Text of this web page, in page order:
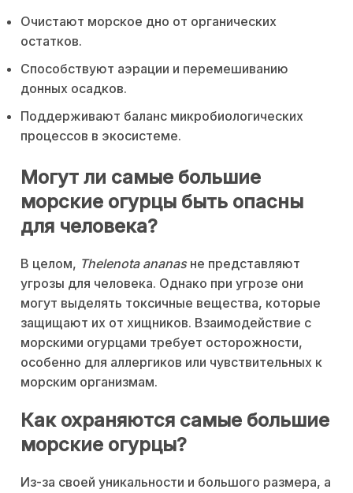
Очистают морское дно от органических
остатков.
Способствуют аэрации и перемешиванию
донных осадков.
Поддерживают баланс микробиологических
процессов в экосистеме.
Могут ли самые большие
морские огурцы быть опасны
для человека?
В целом, Thelenota ananasне представляют
угрозы для человека. Однако при угрозе они
могут выделять токсичные вещества, которые
защищают их от хищников. Взаимодействие с
морскими огурцами требует осторожности,
особенно для аллергиков или чувствительных к
морским организмам.
Как охраняются самые большие
морские огурцы?
Из-за своей уникальности и большого размера, а